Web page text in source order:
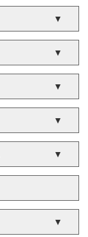
▼
▼
▼
▼
▼
▼